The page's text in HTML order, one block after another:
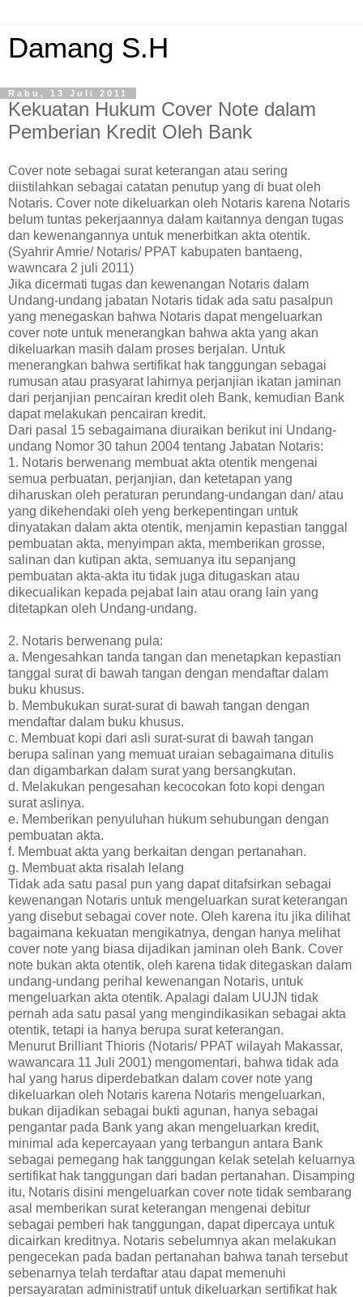
Damang S.H
Rabu, 13 Juli 2011
Kekuatan Hukum Cover Note dalam
Pemberian Kredit Oleh Bank
Cover note sebagai surat keterangan atau sering
diistilahkan sebagai catatan penutup yang di buat oleh
Notaris. Cover note dikeluarkan oleh Notaris karena Notaris
belum tuntas pekerjaannya dalam kaitannya dengan tugas
dan kewenangannya untuk menerbitkan akta otentik.
(Syahrir Amrie/ Notaris/ PPAT kabupaten bantaeng,
wawncara 2 juli 2011)
Jika dicermati tugas dan kewenangan Notaris dalam
Undang-undang jabatan Notaris tidak ada satu pasalpun
yang menegaskan bahwa Notaris dapat mengeluarkan
cover note untuk menerangkan bahwa akta yang akan
dikeluarkan masih dalam proses berjalan. Untuk
menerangkan bahwa sertifikat hak tanggungan sebagai
rumusan atau prasyarat lahirnya perjanjian ikatan jaminan
dari perjanjian pencairan kredit oleh Bank, kemudian Bank
dapat melakukan pencairan kredit.
Dari pasal 15 sebagaimana diuraikan berikut ini Undang-
undang Nomor 30 tahun 2004 tentang Jabatan Notaris:
1. Notaris berwenang membuat akta otentik mengenai
semua perbuatan, perjanjian, dan ketetapan yang
diharuskan oleh peraturan perundang-undangan dan/ atau
yang dikehendaki oleh yeng berkepentingan untuk
dinyatakan dalam akta otentik, menjamin kepastian tanggal
pembuatan akta, menyimpan akta, memberikan grosse,
salinan dan kutipan akta, semuanya itu sepanjang
pembuatan akta-akta itu tidak juga ditugaskan atau
dikecualikan kepada pejabat lain atau orang lain yang
ditetapkan oleh Undang-undang.
2. Notaris berwenang pula:
a. Mengesahkan tanda tangan dan menetapkan kepastian
tanggal surat di bawah tangan dengan mendaftar dalam
buku khusus.
b. Membukukan surat-surat di bawah tangan dengan
mendaftar dalam buku khusus.
c. Membuat kopi dari asli surat-surat di bawah tangan
berupa salinan yang memuat uraian sebagaimana ditulis
dan digambarkan dalam surat yang bersangkutan.
d. Melakukan pengesahan kecocokan foto kopi dengan
surat aslinya.
e. Memberikan penyuluhan hukum sehubungan dengan
pembuatan akta.
f. Membuat akta yang berkaitan dengan pertanahan.
g. Membuat akta risalah lelang
Tidak ada satu pasal pun yang dapat ditafsirkan sebagai
kewenangan Notaris untuk mengeluarkan surat keterangan
yang disebut sebagai cover note. Oleh karena itu jika dilihat
bagaimana kekuatan mengikatnya, dengan hanya melihat
cover note yang biasa dijadikan jaminan oleh Bank. Cover
note bukan akta otentik, oleh karena tidak ditegaskan dalam
undang-undang perihal kewenangan Notaris, untuk
mengeluarkan akta otentik. Apalagi dalam UUJN tidak
pernah ada satu pasal yang mengindikasikan sebagai akta
otentik, tetapi ia hanya berupa surat keterangan.
Menurut Brilliant Thioris (Notaris/ PPAT wilayah Makassar,
wawancara 11 Juli 2001) mengomentari, bahwa tidak ada
hal yang harus diperdebatkan dalam cover note yang
dikeluarkan oleh Notaris karena Notaris mengeluarkan,
bukan dijadikan sebagai bukti agunan, hanya sebagai
pengantar pada Bank yang akan mengeluarkan kredit,
minimal ada kepercayaan yang terbangun antara Bank
sebagai pemegang hak tanggungan kelak setelah keluarnya
sertifikat hak tanggungan dari badan pertanahan. Disamping
itu, Notaris disini mengeluarkan cover note tidak sembarang
asal memberikan surat keterangan mengenai debitur
sebagai pemberi hak tanggungan, dapat dipercaya untuk
dicairkan kreditnya. Notaris sebelumnya akan melakukan
pengecekan pada badan pertanahan bahwa tanah tersebut
sebenarnya telah terdaftar atau dapat memenuhi
persayaratan administratif untuk dikeluarkan sertifikat hak